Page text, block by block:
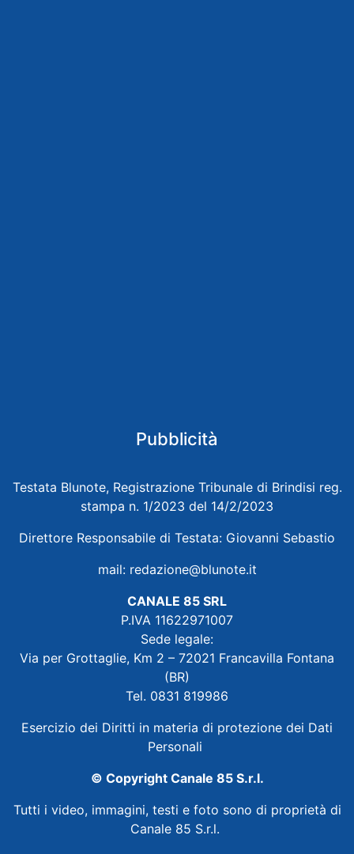
Pubblicità
Testata Blunote, Registrazione Tribunale di Brindisi reg.
stampa n. 1/2023 del 14/2/2023
Direttore Responsabile di Testata: Giovanni Sebastio
mail: redazione@blunote.it
CANALE 85 SRL
P.IVA 11622971007
Sede legale:
Via per Grottaglie, Km 2 – 72021 Francavilla Fontana
(BR)
Tel. 0831 819986
Esercizio dei Diritti in materia di protezione dei Dati
Personali
© Copyright Canale 85 S.r.l.
Tutti i video, immagini, testi e foto sono di proprietà di
Canale 85 S.r.l.